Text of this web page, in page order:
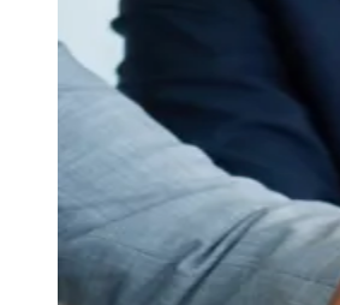
Guia de Empresas
Divulgar Vagas
Publicidade Legal
Negócios Regionais
Segurança Regional
Parques & Represas
Cidades da Região
Santana de ParnaíbaOsascoCarapicuíba
Araçariguama